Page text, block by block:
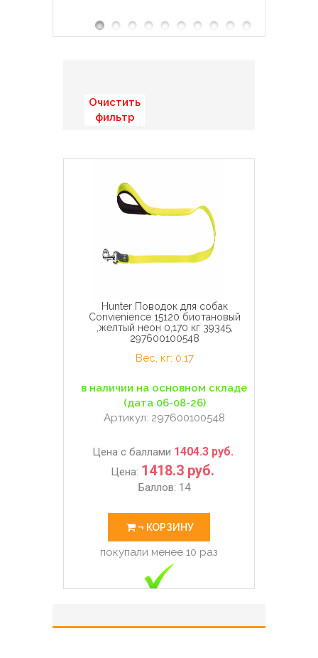
Очистить
фильтр
Hunter Поводок для собак
Convienience 15120 биотановый
,желтый неон 0,170 кг 39345,
297600100548
Вес, кг: 0.17
в наличии на основном складе
(дата 06-08-26)
Артикул: 297600100548
Цена c баллами 1404.3 руб.
Цена: 1418.3 руб.
Баллов: 14
¬ КОРЗИНУ
покупали менее 10 раз